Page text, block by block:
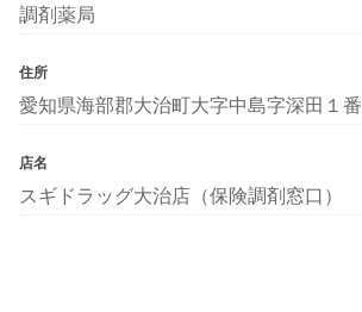
調剤薬局
住所
愛知県海部郡大治町大字中島字深田１番
店名
スギドラッグ大治店（保険調剤窓口）